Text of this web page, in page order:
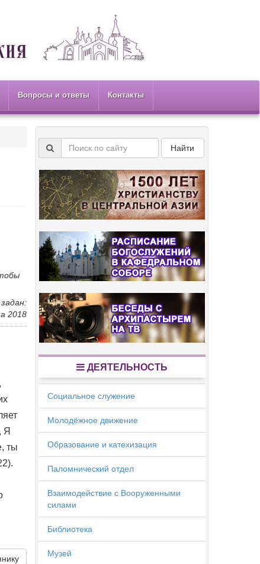
Вопросы и ответы Контакты
2018
Я
ты
Найти
ДЕЯТЕЛЬНОСТЬ
Социальное служение
Молодёжное движение
Образование и катехизация
Паломнический отдел
Взаимодействие с Вооруженными
силами
Библиотека
Музей